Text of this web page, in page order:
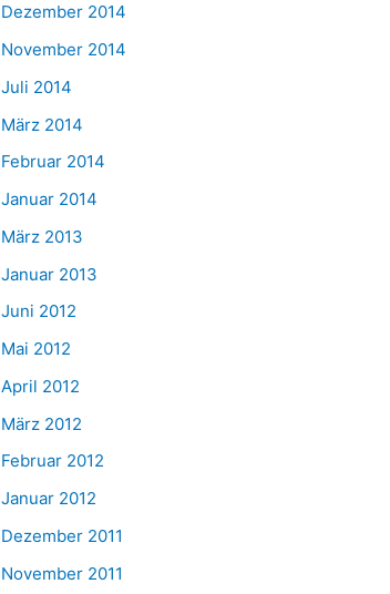
Dezember 2014
November 2014
Juli 2014
März 2014
Februar 2014
Januar 2014
März 2013
Januar 2013
Juni 2012
Mai 2012
April 2012
März 2012
Februar 2012
Januar 2012
Dezember 2011
November 2011